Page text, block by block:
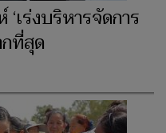
เร่งบริหารจัดการ
ที่สุด